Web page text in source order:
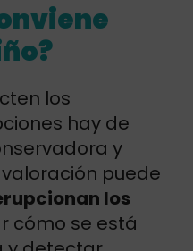
los
hay de
y
puede
los
cómo se está